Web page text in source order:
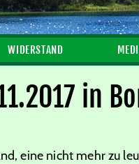
WIDERSTAND
in
eine nicht mehr zu